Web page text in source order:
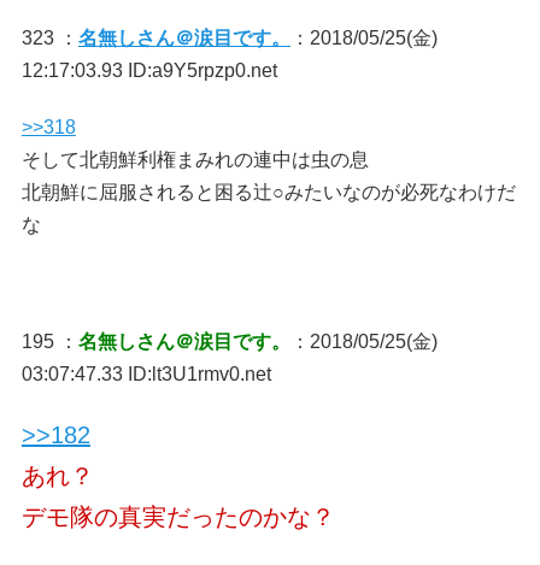
323 ： 名無しさん＠涙目です。
：2018/05/25(金)
12:17:03.93 ID:a9Y5rpzp0.net
>>318
そして北朝鮮利権まみれの連中は虫の息
北朝鮮に屈服されると困る辻○みたいなのが必死なわけだ
な
195 ： 名無しさん＠涙目です。
：2018/05/25(金)
03:07:47.33 ID:lt3U1rmv0.net
>>182
あれ？
デモ隊の真実だったのかな？